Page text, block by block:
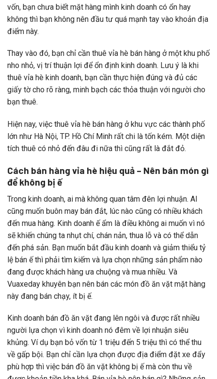
vốn, bạn chưa biết mặt hàng mình kinh doanh có ổn hay
không thì bạn không nên đầu tư quá mạnh tay vào khoản địa
điểm này.
Thay vào đó, bạn chỉ cần thuê vỉa hè bán hàng ở một khu phố
nho nhỏ, vị trí thuận lợi để ổn định kinh doanh. Lưu ý là khi
thuê vỉa hè kinh doanh, bạn cần thực hiện đúng và đủ các
giấy tờ cho rõ ràng, minh bạch các thỏa thuận với người cho
bạn thuê.
Hiện nay, việc thuê vỉa hè bán hàng ở khu vực các thành phố
lớn như Hà Nội, TP. Hồ Chí Minh rất chi là tốn kém. Một diện
tích thuê có nhỏ đến đâu đi nữa thì cũng rất là đắt đỏ.
Cách bán hàng vỉa hè hiệu quả – Nên bán món gì
để không bị ế
Trong kinh doanh, ai mà không quan tâm đên lợi nhuận. AI
cũng muốn buôn may bán đắt, lúc nào cũng có nhiều khách
đến mua hàng. Kinh doanh ế ẩm là điều không ai muốn vì nó
sẽ khiến chúng ta nhụt chí, chán nản, thua lỗ và có thể dẫn
đến phá sản. Bạn muốn bắt đầu kinh doanh và giảm thiểu tỷ
lệ bán ế thì phải tìm kiếm và lựa chọn những sản phẩm nào
đang được khách hàng ưa chuộng và mua nhiều. Và
Vuaxeday khuyên bạn nên bán các món đồ ăn vặt mặt hàng
này đang bán chạy, ít bị ế.
Kinh doanh bán đồ ăn vặt đang lên ngôi và được rất nhiều
người lựa chọn vì kinh doanh nó đêm về lợi nhuận siêu
khủng. Ví dụ bạn bỏ vốn từ 1 triệu đến 5 triệu thì có thể thu
về gấp bội. Bạn chỉ cần lựa chọn được địa điểm đặt xe đẩy
phù hợp thì việc bán đồ ăn vặt không bị ế mà còn thu về